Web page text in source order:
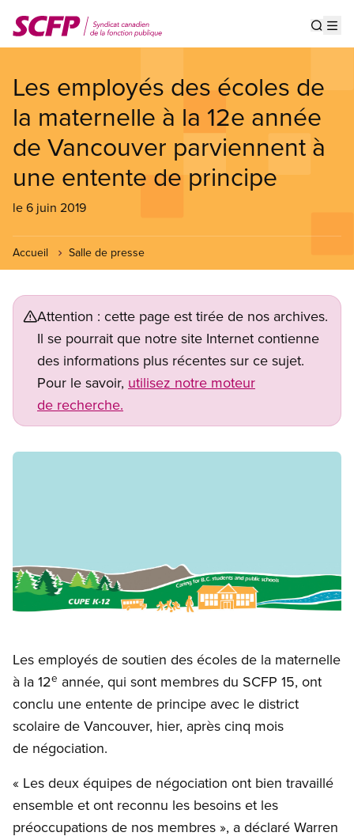
au
contenu
Les employés des écoles de
la maternelle à la 12e année
de Vancouver parviennent à
une entente de principe
le 6 juin 2019
Accueil Salle de presse
Attention : cette page est tirée de nos archives.
Il se pourrait que notre site Internet contienne
des informations plus récentes sur ce sujet.
Pour le savoir, utilisez notre moteur
de recherche.
Image
Les employés de soutien des écoles de la maternelle
à la 12e année, qui sont membres du SCFP 15, ont
conclu une entente de principe avec le district
scolaire de Vancouver, hier, après cinq mois
de négociation.
« Les deux équipes de négociation ont bien travaillé
ensemble et ont reconnu les besoins et les
préoccupations de nos membres », a déclaré Warren